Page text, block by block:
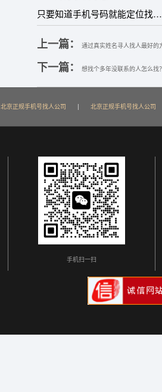
只要知道手机号码就能定位找人？最新骗局揭秘
上一篇： 通过真实姓名寻人找人最好的
下一篇： 想找个多年没联系的人怎么找
北京正规手机号找人公司 | 北京正规手机号找人公司
手机扫一扫